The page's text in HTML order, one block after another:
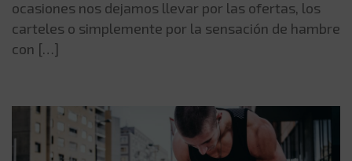
ocasiones nos dejamos llevar por las ofertas, los
carteles o simplemente por la sensación de hambre
con […]